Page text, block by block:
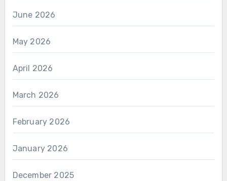
June 2026
May 2026
April 2026
March 2026
February 2026
January 2026
December 2025